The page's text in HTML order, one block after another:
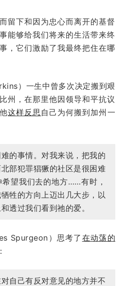
留下和因为忠心而离开的基督
能够给我们将来的生活带来终
，它们激励了我最终把住在哪
）一生中曾多次决定搬到艰
州，在那里他因领导和平抗议
这样反思 自己为何搬到加州一
的事情。对我来说，把我的
部犯罪猖獗的社区是很困难
望我们去的地方……有时，
牲的方向上迈出几大步，以
透过我们看到祂的爱。
Spurgeon）思考了 在动荡的
：
自己有反对意见的地方并不